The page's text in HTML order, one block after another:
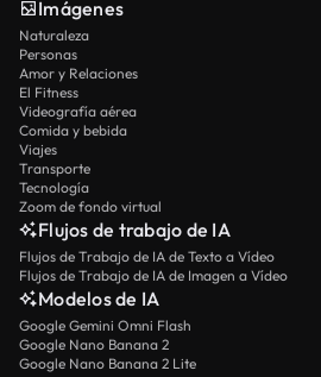
Imágenes
Naturaleza
Personas
Amor y Relaciones
El Fitness
Videografía aérea
Comida y bebida
Viajes
Transporte
Tecnología
Zoom de fondo virtual
Flujos de trabajo de IA
Flujos de Trabajo de IA de Texto a Vídeo
Flujos de Trabajo de IA de Imagen a Vídeo
Modelos de IA
Google Gemini Omni Flash
Google Nano Banana 2
Google Nano Banana 2 Lite